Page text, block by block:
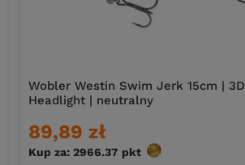
Wobler Westin Swim Jerk 15cm | 3D
Headlight | neutralny
89,89 zł
Kup za: 2966.37 pkt punktów